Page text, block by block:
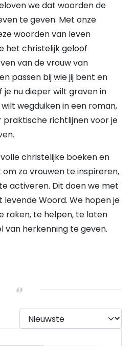
we dat woorden de
te geven. Met onze
woorden van leven
het christelijk geloof
van de vrouw van
passen bij wie jij bent en
je nu dieper wilt graven in
wegduiken in een roman,
richtlijnen voor je
christelijke boeken en
zo vrouwen te inspireren,
activeren. Dit doen we met
levende Woord. We hopen je
raken, te helpen, te laten
van herkenning te geven.